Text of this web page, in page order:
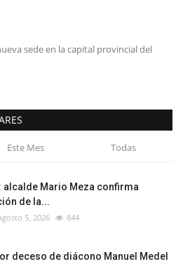
sede en la capital provincial del
Este Mes Todas
alcalde Mario Meza confirma
de la...
5, 2026 844
deceso de diácono Manuel Medel